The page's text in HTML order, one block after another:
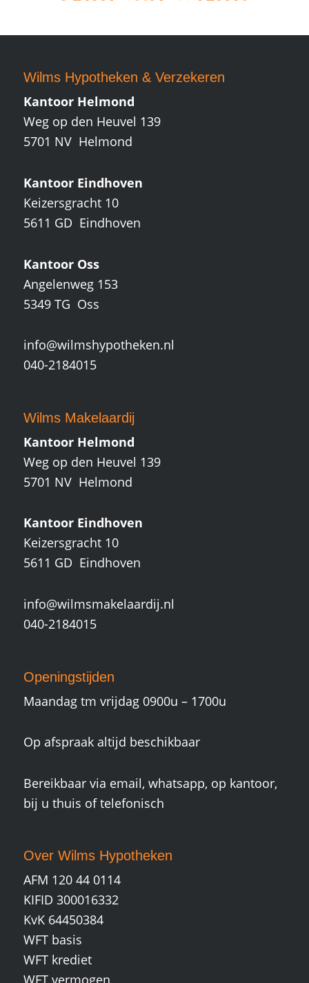
Wilms Hypotheken &Verzekeren
Kantoor Helmond
Weg op den Heuvel 139
5701 NV Helmond
Kantoor Eindhoven
Keizersgracht 10
5611 GD Eindhoven
Kantoor Oss
Angelenweg 153
5349 TG Oss
info@wilmshypotheken.nl
040-2184015
Wilms Makelaardij
Kantoor Helmond
Weg op den Heuvel 139
5701 NV Helmond
Kantoor Eindhoven
Keizersgracht 10
5611 GD Eindhoven
info@wilmsmakelaardij.nl
040-2184015
Openingstijden
Maandag tm vrijdag 0900u – 1700u
Op afspraak altijd beschikbaar
Bereikbaar via email, whatsapp, op kantoor,
bij u thuis of telefonisch
Over Wilms Hypotheken
AFM 120 44 0114
KIFID 300016332
KvK 64450384
WFT basis
WFT krediet